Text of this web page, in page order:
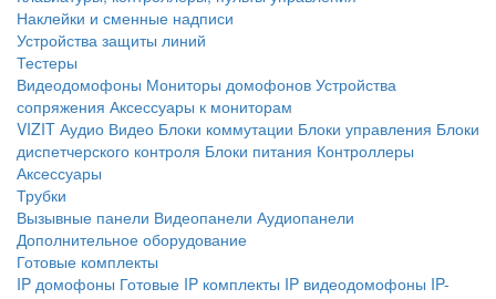
Наклейки и сменные надписи
Устройства защиты линий
Тестеры
Видеодомофоны Мониторы домофонов Устройства
сопряжения Аксессуары к мониторам
VIZIT Аудио Видео Блоки коммутации Блоки управления Блоки
диспетчерского контроля Блоки питания Контроллеры
Аксессуары
Трубки
Вызывные панели Видеопанели Аудиопанели
Дополнительное оборудование
Готовые комплекты
IP домофоны Готовые IP комплекты IP видеодомофоны IP-